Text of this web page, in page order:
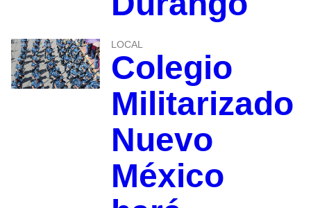
LOCAL
Colegio
Militarizado
Nuevo
México